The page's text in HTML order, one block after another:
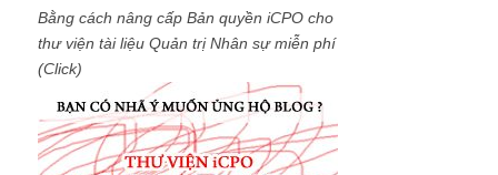
Bằng cách nâng cấp Bản quyền iCPO cho
thư viện tài liệu Quản trị Nhân sự miễn phí
(Click)